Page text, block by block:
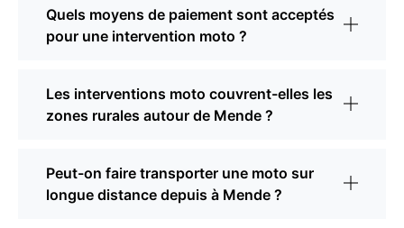
Quels moyens de paiement sont acceptés
pour une intervention moto ?
Les interventions moto couvrent-elles les
zones rurales autour de Mende ?
Peut-on faire transporter une moto sur
longue distance depuis à Mende ?